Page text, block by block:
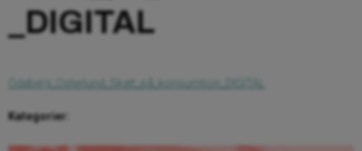
_DIGITAL
Odeberg_Osterlund_Skatt_på_konsumtion_DIGITAL
Kategorier: